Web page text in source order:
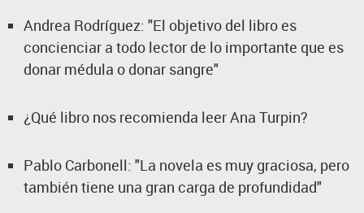
Andrea Rodríguez: "El objetivo del libro es
concienciar a todo lector de lo importante que es
donar médula o donar sangre"
¿Qué libro nos recomienda leer Ana Turpin?
Pablo Carbonell: "La novela es muy graciosa, pero
también tiene una gran carga de profundidad"